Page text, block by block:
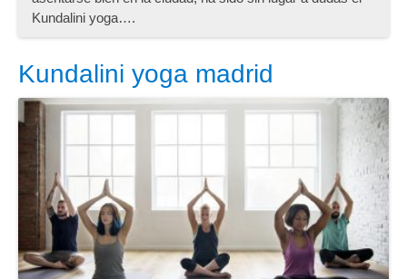
Kundalini yoga….
Kundalini yoga madrid